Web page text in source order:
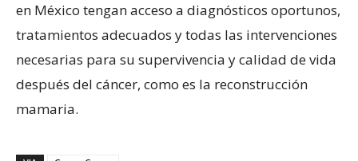
en México tengan acceso a diagnósticos oportunos,
tratamientos adecuados y todas las intervenciones
necesarias para su supervivencia y calidad de vida
después del cáncer, como es la reconstrucción
mamaria.